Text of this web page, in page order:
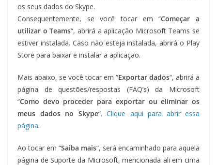
os seus dados do Skype.
Consequentemente, se você tocar em “Começar a
utilizar o Teams“, abrirá a aplicação Microsoft Teams se
estiver instalada. Caso não esteja instalada, abrirá o Play
Store para baixar e instalar a aplicação.
Mais abaixo, se você tocar em “Exportar dados“, abrirá a
página de questões/respostas (FAQ’s) da Microsoft
“Como devo proceder para exportar ou eliminar os
meus dados no Skype“. Clique aqui para abrir essa
página.
Ao tocar em “Saiba mais“, será encaminhado para aquela
página de Suporte da Microsoft, mencionada ali em cima